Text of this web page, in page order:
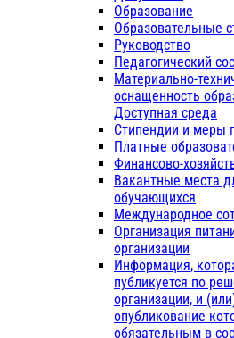
Образование
Образовательные
Руководство
Педагогический
Материально-
оснащенность
Доступная среда
Стипендии и меры
Платные
Финансово-
Вакантные места
обучающихся
Международное
Организация
организации
Информация,
публикуется по
организации, и
опубликование
обязательным в